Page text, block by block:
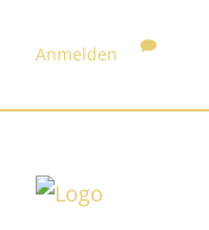
Anmelden